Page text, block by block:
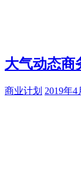
大气动态商
商业计划 2019年4